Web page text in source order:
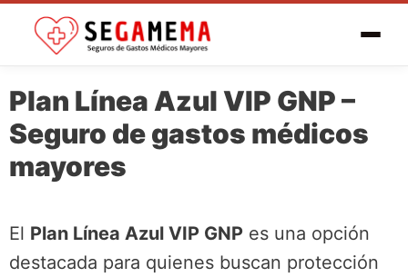
Plan Línea Azul VIP GNP –
Seguro de gastos médicos
mayores
El Plan Línea Azul VIP GNP es una opción
destacada para quienes buscan protección